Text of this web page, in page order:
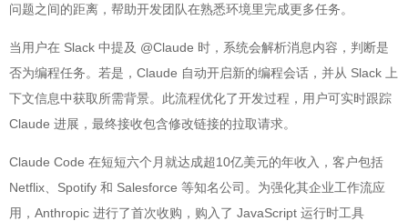
问题之间的距离，帮助开发团队在熟悉环境里完成更多任务。
当用户在 Slack 中提及 @Claude 时，系统会解析消息内容，判断是
否为编程任务。若是，Claude 自动开启新的编程会话，并从 Slack 上
下文信息中获取所需背景。此流程优化了开发过程，用户可实时跟踪
Claude 进展，最终接收包含修改链接的拉取请求。
Claude Code 在短短六个月就达成超10亿美元的年收入，客户包括
Netflix、Spotify 和 Salesforce 等知名公司。为强化其企业工作流应
用，Anthropic 进行了首次收购，购入了 JavaScript 运行时工具